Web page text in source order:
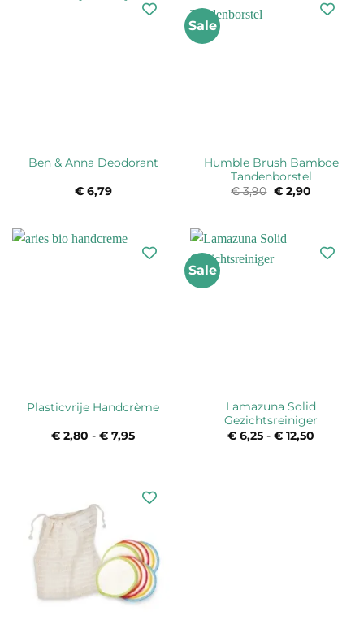
Ben & Anna Deodorant
€6,79
Sale
Humble Brush Bamboe
Tandenborstel
€3,90 Oorspronkelijke
prijs
€2,90
Plasticvrije Handcrème
€ 2,80 - € 7,95
Sale
Lamazuna Solid
Gezichtsreiniger
€ 6,25 - € 12,50